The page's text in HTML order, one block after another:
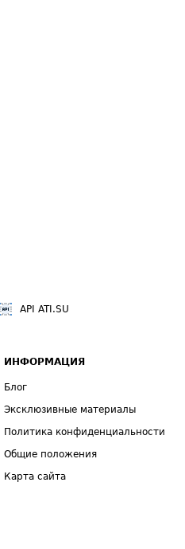
API ATI.SU
ИНФОРМАЦИЯ
Блог
Эксклюзивные материалы
Политика конфиденциальности
Общие положения
Карта сайта